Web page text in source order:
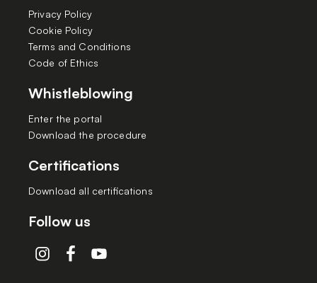
Privacy Policy
Cookie Policy
Terms and Conditions
Code of Ethics
Whistleblowing
Enter the portal
Download the procedure
Certifications
Download all certifications
Follow us